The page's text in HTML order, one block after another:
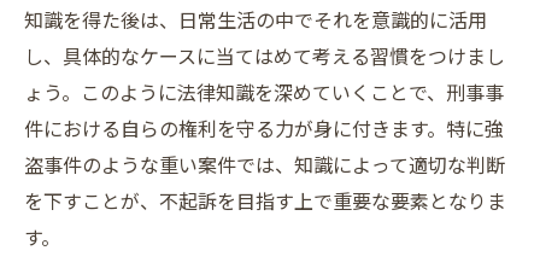
知識を得た後は、日常生活の中でそれを意識的に活用
し、具体的なケースに当てはめて考える習慣をつけまし
ょう。このように法律知識を深めていくことで、刑事事
件における自らの権利を守る力が身に付きます。特に強
盗事件のような重い案件では、知識によって適切な判断
を下すことが、不起訴を目指す上で重要な要素となりま
す。